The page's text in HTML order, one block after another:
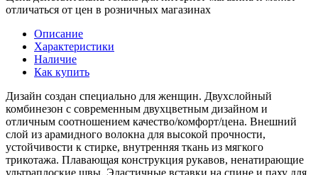
отличаться от цен в розничных магазинах
Описание
Характеристики
Наличие
Как купить
Дизайн создан специально для женщин. Двухслойный
комбинезон с современным двухцветным дизайном и
отличным соотношением качество/комфорт/цена. Внешний
слой из арамидного волокна для высокой прочности,
устойчивости к стирке, внутренняя ткань из мягкого
трикотажа. Плавающая конструкция рукавов, ненатирающие
ультраплоские швы. Эластичные вставки на спине и паху для